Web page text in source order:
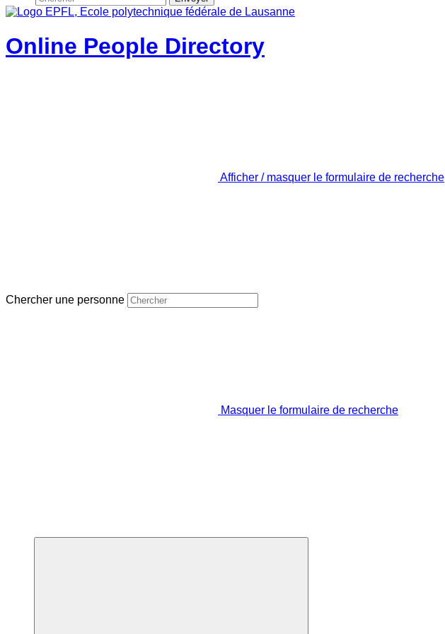
Online People Directory
Afficher / masquer le formulaire de recherche
Chercher une personne
Masquer le formulaire de recherche